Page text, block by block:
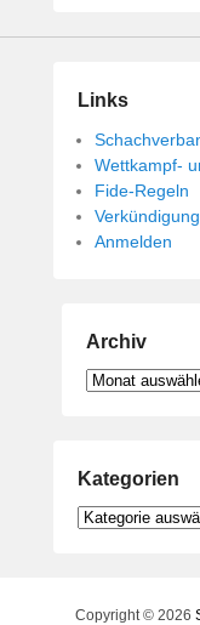
Links
Wettkampf-
Fide-Regeln
Anmelden
Archiv
Archiv
Kategorien
Kategorien
Copyright © 2026